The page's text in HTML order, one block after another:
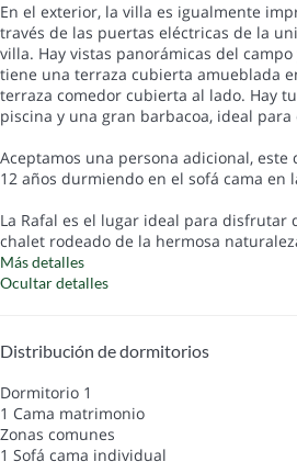
En el exterior, la villa es igualmente
través de las puertas eléctricas de la
villa. Hay vistas panorámicas del
tiene una terraza cubierta amueblada
terraza comedor cubierta al lado. Hay
piscina y una gran barbacoa, ideal
Aceptamos una persona adicional,
12 años durmiendo en el sofá cama en
La Rafal es el lugar ideal para disfrutar
chalet rodeado de la hermosa
Más detalles
Ocultar detalles
Distribución de dormitorios
Dormitorio 1
1 Cama matrimonio
Zonas comunes
1 Sofá cama individual